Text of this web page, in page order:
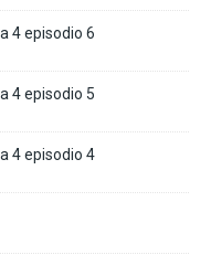
4 episodio 6
4 episodio 5
4 episodio 4